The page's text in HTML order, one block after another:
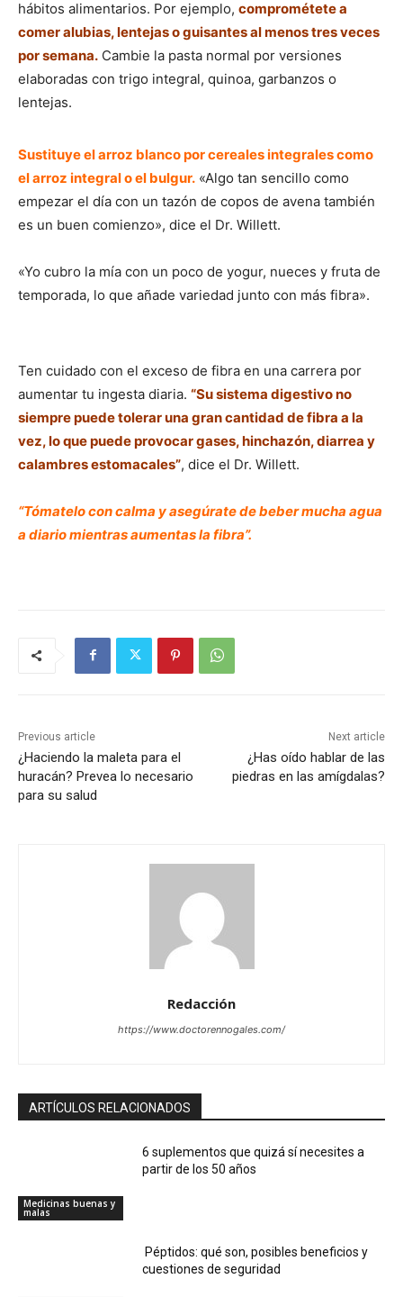
hábitos alimentarios. Por ejemplo, comprométete a
comer alubias, lentejas o guisantes al menos tres veces
por semana. Cambie la pasta normal por versiones
elaboradas con trigo integral, quinoa, garbanzos o
lentejas.
Sustituye el arroz blanco por cereales integrales como
el arroz integral o el bulgur. «Algo tan sencillo como
empezar el día con un tazón de copos de avena también
es un buen comienzo», dice el Dr. Willett.
«Yo cubro la mía con un poco de yogur, nueces y fruta de
temporada, lo que añade variedad junto con más fibra».
Ten cuidado con el exceso de fibra en una carrera por
aumentar tu ingesta diaria. “Su sistema digestivo no
siempre puede tolerar una gran cantidad de fibra a la
vez, lo que puede provocar gases, hinchazón, diarrea y
calambres estomacales”, dice el Dr. Willett.
“Tómatelo con calma y asegúrate de beber mucha agua
a diario mientras aumentas la fibra”.
Previous article
¿Haciendo la maleta para el
huracán? Prevea lo necesario
para su salud
Next article
¿Has oído hablar de las
piedras en las amígdalas?
Redacción
https://www.doctorennogales.com/
ARTÍCULOS RELACIONADOS
Medicinas buenas y
malas
6 suplementos que quizá sí necesites a
partir de los 50 años
Péptidos: qué son, posibles beneficios y
cuestiones de seguridad